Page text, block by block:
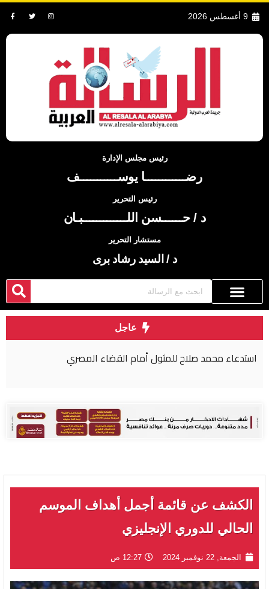
9 أغسطس 2026
رئيس مجلس الإدارة
رضــــــــــــا يوســـــــــــف
رئيس التحرير
د / حــــــسن اللـــــــــــــبـان
مستشار التحرير
د / السيد رشاد برى
عاجل
استدعاء محمد صلاح للمثول أمام القضاء المصري
الكشف عن قائمة أجمل أهداف الموسم
الحالي للدوري الإنجليزي
الجمعة, 22 نوفمبر 2024 12:27 ص